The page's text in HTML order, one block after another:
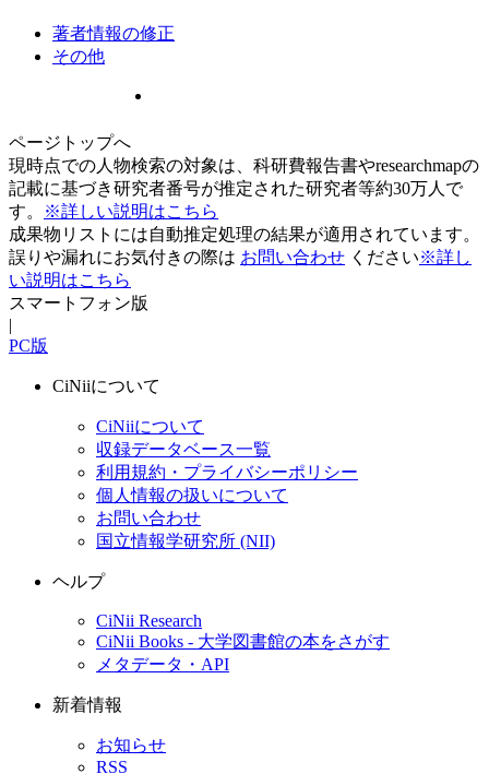
著者情報の修正
その他
ページトップへ
現時点での人物検索の対象は、科研費報告書やresearchmapの
記載に基づき研究者番号が推定された研究者等約30万人で
す。
※詳しい説明はこちら
成果物リストには自動推定処理の結果が適用されています。
誤りや漏れにお気付きの際は お問い合わせ ください※詳し
い説明はこちら
スマートフォン版
|
PC版
CiNiiについて
CiNiiについて
収録データベース一覧
利用規約・プライバシーポリシー
個人情報の扱いについて
お問い合わせ
国立情報学研究所 (NII)
ヘルプ
CiNii Research
CiNii Books - 大学図書館の本をさがす
メタデータ・API
新着情報
お知らせ
RSS